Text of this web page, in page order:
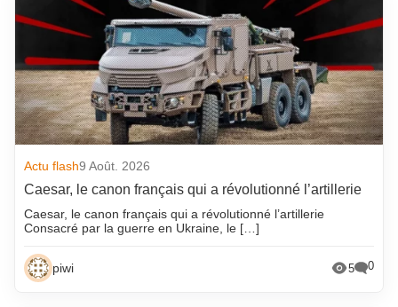
Actu flash9 Août. 2026
Caesar, le canon français qui a révolutionné l’artillerie
Caesar, le canon français qui a révolutionné l’artillerie
Consacré par la guerre en Ukraine, le […]
piwi 5 0